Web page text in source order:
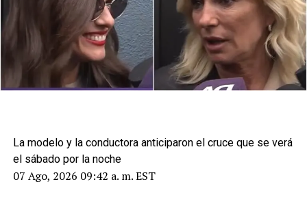
La modelo y la conductora anticiparon el cruce que se verá
el sábado por la noche
07 Ago, 2026 09:42 a. m. EST